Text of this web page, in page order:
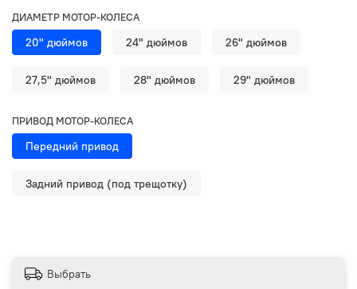
ДИАМЕТР МОТОР-КОЛЕСА
20" дюймов 24" дюймов 26" дюймов
27,5" дюймов 28" дюймов 29" дюймов
ПРИВОД МОТОР-КОЛЕСА
Передний привод
Задний привод (под трещотку)
Выбрать